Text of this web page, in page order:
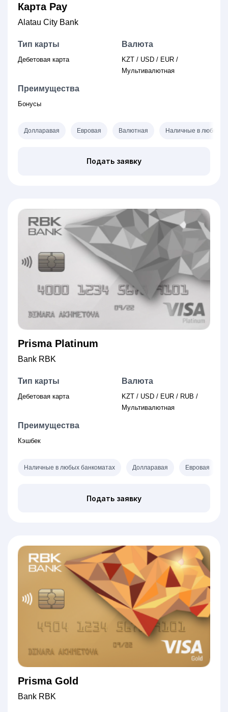
Карта Pay
Alatau City Bank
Тип карты
Дебетовая карта
Валюта
KZT / USD / EUR /
Мультивалютная
Преимущества
Бонусы
Подать заявку
Долларавая Евровая Валютная Наличные в любых
Prisma Platinum
Bank RBK
Тип карты
Дебетовая карта
Валюта
KZT / USD / EUR / RUB /
Мультивалютная
Преимущества
Кэшбек
Подать заявку
Наличные в любых банкоматах Долларавая Евровая
Prisma Gold
Bank RBK